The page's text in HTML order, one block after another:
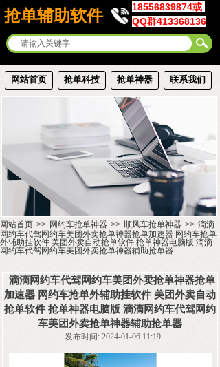
抢单辅助软件
18556839874或
QQ群413368136
网站首页 抢单科技 抢单神器 联系我们
网站首页 >> 网约车抢单神器 >> 顺风车抢单神器 >> 滴滴
网约车代驾网约车美团外卖抢单神器抢单加速器 网约车抢单
外辅助挂软件 美团外卖自动抢单软件 抢单神器电脑版 滴滴
网约车代驾网约车美团外卖抢单神器辅助抢单器
滴滴网约车代驾网约车美团外卖抢单神器抢单
加速器 网约车抢单外辅助挂软件 美团外卖自动
抢单软件 抢单神器电脑版 滴滴网约车代驾网约
车美团外卖抢单神器辅助抢单器
发布时间: 2024-01-06 11:19